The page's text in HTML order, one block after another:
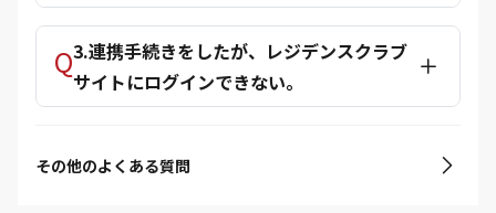
3.連携手続きをしたが、レジデンスクラブ
サイトにログインできない。
その他のよくある質問